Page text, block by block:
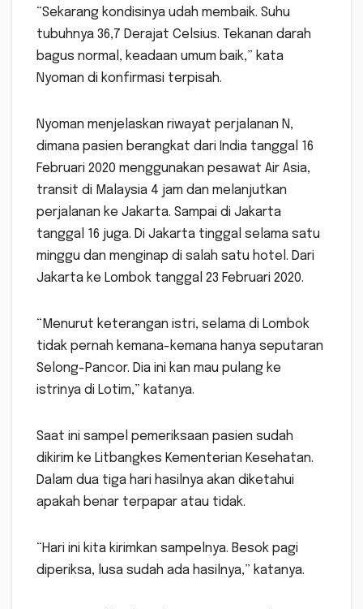
“Sekarang kondisinya udah membaik. Suhu
tubuhnya 36,7 Derajat Celsius. Tekanan darah
bagus normal, keadaan umum baik,” kata
Nyoman di konfirmasi terpisah.
Nyoman menjelaskan riwayat perjalanan N,
dimana pasien berangkat dari India tanggal 16
Februari 2020 menggunakan pesawat Air Asia,
transit di Malaysia 4 jam dan melanjutkan
perjalanan ke Jakarta. Sampai di Jakarta
tanggal 16 juga. Di Jakarta tinggal selama satu
minggu dan menginap di salah satu hotel. Dari
Jakarta ke Lombok tanggal 23 Februari 2020.
“Menurut keterangan istri, selama di Lombok
tidak pernah kemana-kemana hanya seputaran
Selong-Pancor. Dia ini kan mau pulang ke
istrinya di Lotim,” katanya.
Saat ini sampel pemeriksaan pasien sudah
dikirim ke Litbangkes Kementerian Kesehatan.
Dalam dua tiga hari hasilnya akan diketahui
apakah benar terpapar atau tidak.
“Hari ini kita kirimkan sampelnya. Besok pagi
diperiksa, lusa sudah ada hasilnya,” katanya.